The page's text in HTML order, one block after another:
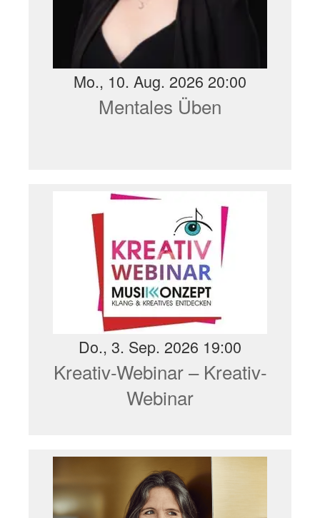
Mo., 10. Aug. 2026 20:00
Mentales Üben
Do., 3. Sep. 2026 19:00
Kreativ-Webinar – Kreativ-
Webinar